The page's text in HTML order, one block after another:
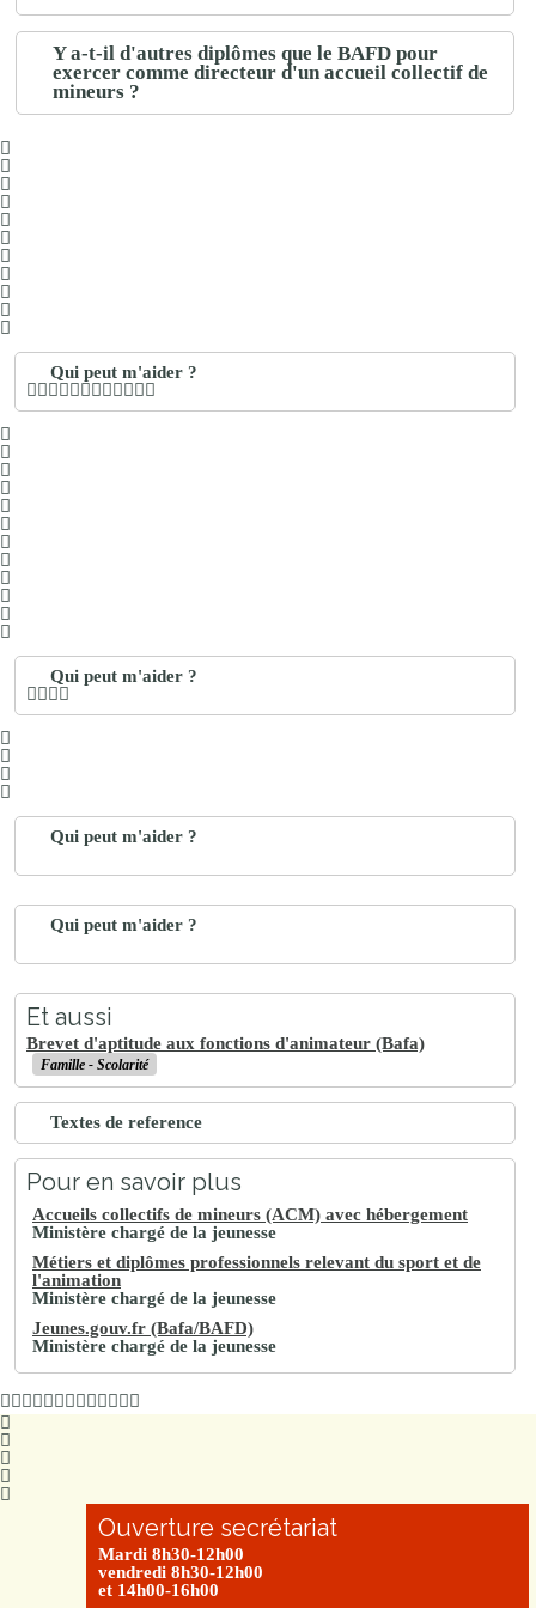
Y a-t-il d'autres diplômes que le BAFD pour
exercer comme directeur d'un accueil collectif de
mineurs ?
Qui peut m'aider ?
Qui peut m'aider ?
Qui peut m'aider ?
Qui peut m'aider ?
Et aussi
Brevet d'aptitude aux fonctions d'animateur (Bafa)
Famille - Scolarité
Textes de reference
Pour en savoir plus
Accueils collectifs de mineurs (ACM) avec hébergement
Ministère chargé de la jeunesse
Métiers et diplômes professionnels relevant du sport et de
l'animation
Ministère chargé de la jeunesse
Jeunes.gouv.fr (Bafa/BAFD)
Ministère chargé de la jeunesse
Ouverture secrétariat
Mardi 8h30-12h00
vendredi 8h30-12h00
et 14h00-16h00